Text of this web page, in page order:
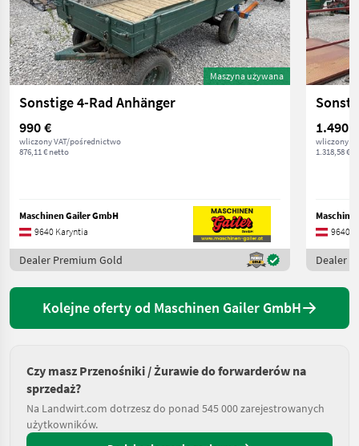
Maszyna używana
Sonstige 4-Rad Anhänger
990 €
wliczony VAT/pośrednictwo
876,11 € netto
Maschinen Gailer GmbH
9640 Karyntia
Dealer Premium Gold
1.490 €
wliczony
1.318,58 €
9640
Dealer
Kolejne oferty od Maschinen Gailer GmbH
Czy masz Przenośniki / Żurawie do forwarderów na
sprzedaż?
Na Landwirt.com dotrzesz do ponad 545 000 zarejestrowanych
użytkowników.